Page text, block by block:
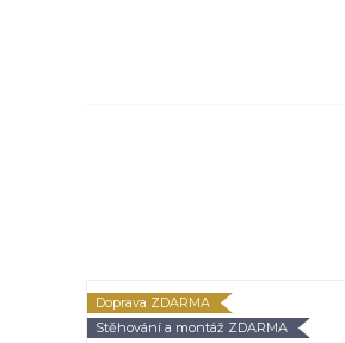
Doprava ZDARMA
Stěhování a montáž ZDARMA